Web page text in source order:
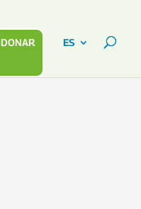
DONAR ES